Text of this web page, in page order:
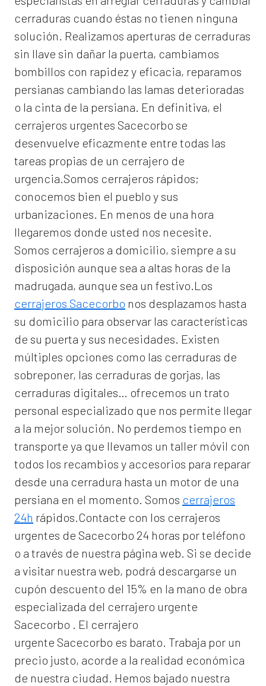
cerraduras cuando éstas no tienen ninguna
solución. Realizamos aperturas de cerraduras
sin llave sin dañar la puerta, cambiamos
bombillos con rapidez y eficacia, reparamos
persianas cambiando las lamas deterioradas
o la cinta de la persiana. En definitiva, el
cerrajeros urgentes Sacecorbo se
desenvuelve eficazmente entre todas las
tareas propias de un cerrajero de
urgencia.Somos cerrajeros rápidos;
conocemos bien el pueblo y sus
urbanizaciones. En menos de una hora
llegaremos donde usted nos necesite.
Somos cerrajeros a domicilio, siempre a su
disposición aunque sea a altas horas de la
madrugada, aunque sea un festivo.Los
cerrajeros Sacecorbo nos desplazamos hasta
su domicilio para observar las características
de su puerta y sus necesidades. Existen
múltiples opciones como las cerraduras de
sobreponer, las cerraduras de gorjas, las
cerraduras digitales… ofrecemos un trato
personal especializado que nos permite llegar
a la mejor solución. No perdemos tiempo en
transporte ya que llevamos un taller móvil con
todos los recambios y accesorios para reparar
desde una cerradura hasta un motor de una
persiana en el momento. Somos cerrajeros
24h rápidos.Contacte con los cerrajeros
urgentes de Sacecorbo 24 horas por teléfono
o a través de nuestra página web. Si se decide
a visitar nuestra web, podrá descargarse un
cupón descuento del 15% en la mano de obra
especializada del cerrajero urgente
Sacecorbo . El cerrajero
urgente Sacecorbo es barato. Trabaja por un
precio justo, acorde a la realidad económica
de nuestra ciudad. Hemos bajado nuestra